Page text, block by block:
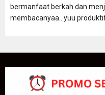
bermanfaat berkah dan
membacanyaa.. yuu